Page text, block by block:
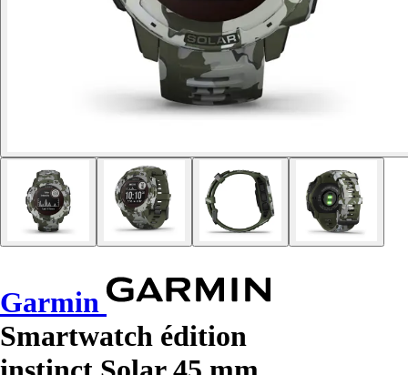
Garmin
Smartwatch édition